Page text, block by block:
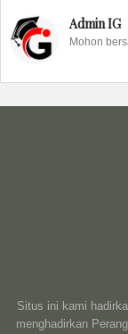
Admin IG
Mohon
Situs ini kami
menghadirkan